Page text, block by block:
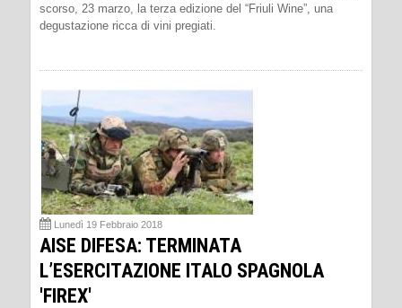
scorso, 23 marzo, la terza edizione del “Friuli Wine”, una
degustazione ricca di vini pregiati.
Lunedì 19 Febbraio 2018
AISE DIFESA: TERMINATA
L’ESERCITAZIONE ITALO SPAGNOLA
'FIREX'